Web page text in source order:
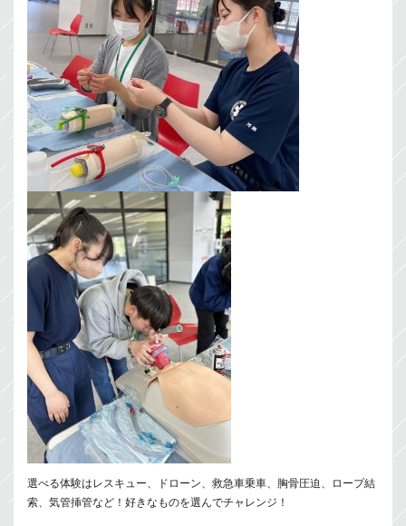
選べる体験はレスキュー、ドローン、救急車乗車、胸骨圧迫、ロープ結
索、気管挿管など！好きなものを選んでチャレンジ！